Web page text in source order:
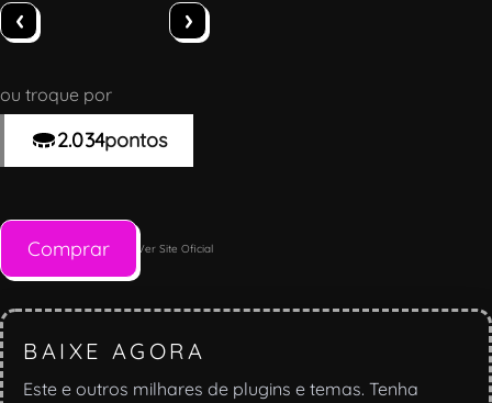
‹ ›
ou troque por
2.034pontos
Comprar Ver Site Oficial
BAIXE AGORA
Este e outros milhares de plugins e temas. Tenha